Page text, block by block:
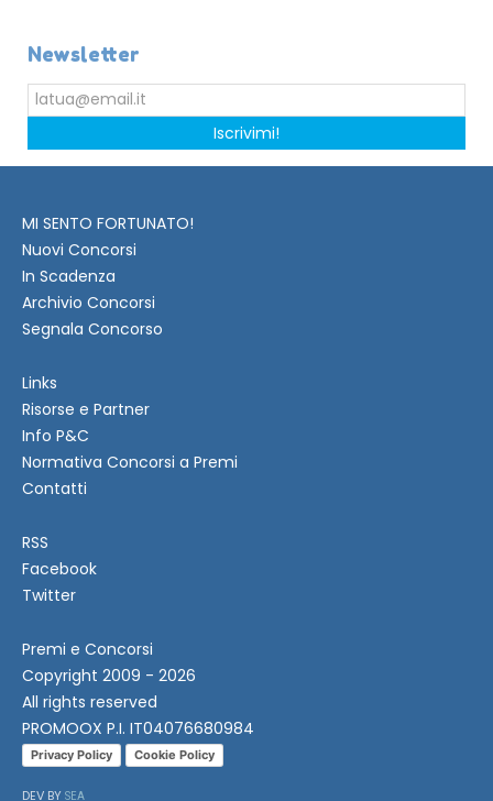
Newsletter
Iscrivimi!
MI SENTO FORTUNATO!
Nuovi Concorsi
In Scadenza
Archivio Concorsi
Segnala Concorso
Links
Risorse e Partner
Info P&C
Normativa Concorsi a Premi
Contatti
RSS
Facebook
Twitter
Premi e Concorsi
Copyright 2009 - 2026
All rights reserved
PROMOOX P.I. IT04076680984
Privacy Policy Cookie Policy
DEV BY SEA